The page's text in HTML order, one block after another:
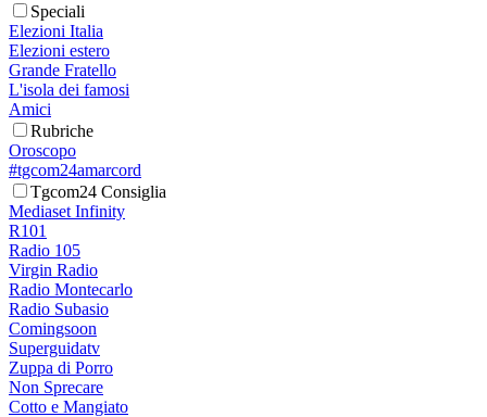
Speciali
Elezioni Italia
Elezioni estero
Grande Fratello
L'isola dei famosi
Amici
Rubriche
Oroscopo
#tgcom24amarcord
Tgcom24 Consiglia
Mediaset Infinity
R101
Radio 105
Virgin Radio
Radio Montecarlo
Radio Subasio
Comingsoon
Superguidatv
Zuppa di Porro
Non Sprecare
Cotto e Mangiato